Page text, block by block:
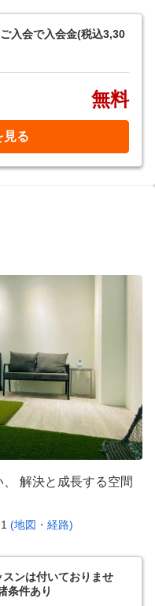
入会で入会金(税込3,30
無料
見る
解決と成長する空間
(地図・経路)
ンは付いておりませ
件あり